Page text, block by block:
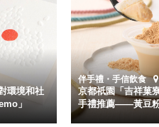
環境和社
」
伴手禮・手信飲食
京都祇園「吉祥菓
手禮推薦——黃豆